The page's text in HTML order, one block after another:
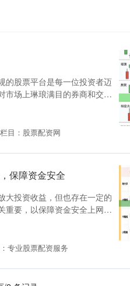
的股票平台是每一位投资者迈
市场上琳琅满目的券商和交易
栏目：股票配资网
保障资金安全
大投资收益，但也存在一定的
重要，以保障资金安全上网配
专业股票配资服务